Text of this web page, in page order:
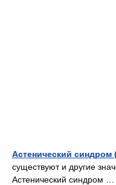
Астенический
существуют и другие
Астенический синдром …